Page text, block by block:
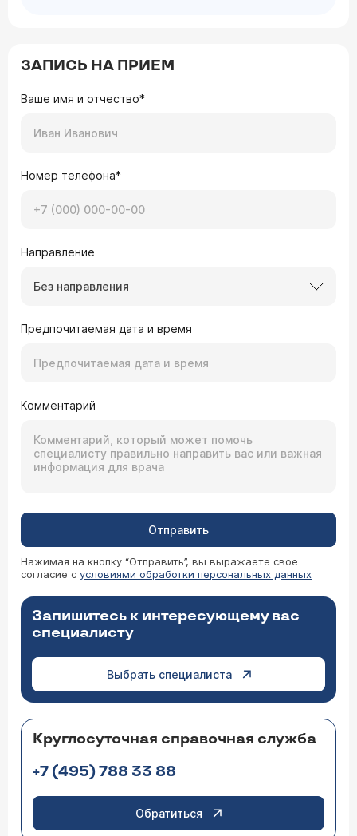
ЗАПИСЬ НА ПРИЕМ
Ваше имя и отчество*
Номер телефона*
Направление
Без направления
Предпочитаемая дата и время
Комментарий
Отправить
Нажимая на кнопку “Отправить”, вы выражаете свое
согласие с условиями обработки персональных данных
Запишитесь к интересующему вас
специалисту
Выбрать специалиста
Круглосуточная справочная служба
+7 (495) 788 33 88
Обратиться